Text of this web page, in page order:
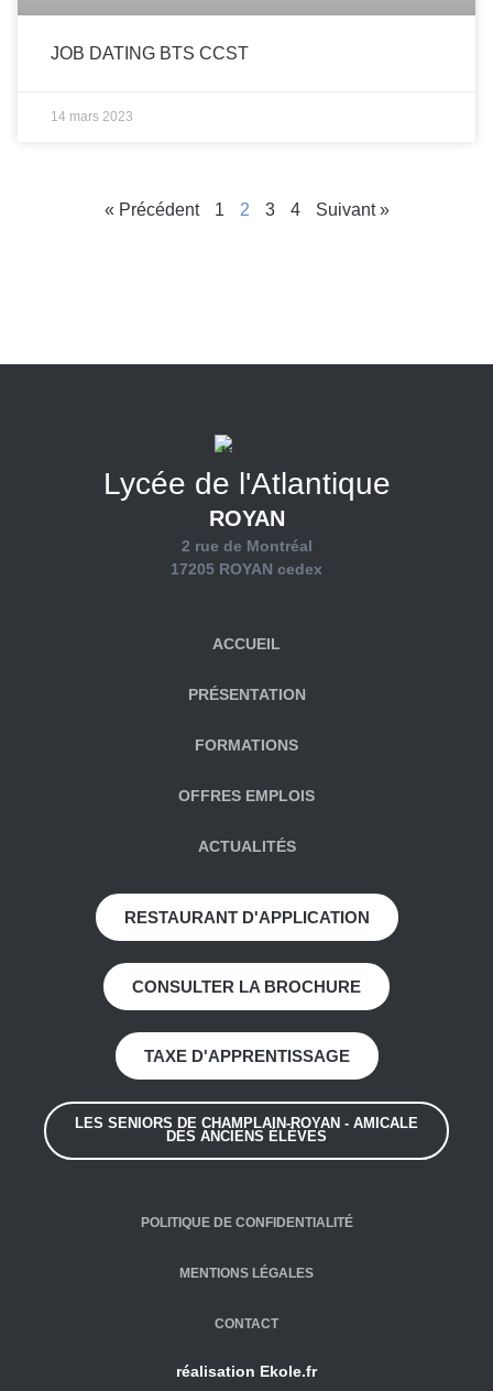
JOB DATING BTS CCST
14 mars 2023
« Précédent 1 2 3 4 Suivant »
Lycée de l'Atlantique
ROYAN
2 rue de Montréal
17205 ROYAN cedex
ACCUEIL
PRÉSENTATION
FORMATIONS
OFFRES EMPLOIS
ACTUALITÉS
RESTAURANT D'APPLICATION
CONSULTER LA BROCHURE
TAXE D'APPRENTISSAGE
LES SENIORS DE CHAMPLAIN-ROYAN - AMICALE
DES ANCIENS ÉLÈVES
POLITIQUE DE CONFIDENTIALITÉ
MENTIONS LÉGALES
CONTACT
réalisation Ekole.fr